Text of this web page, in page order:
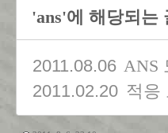
'ans'에 해당되는
2011.08.06 ANS
2011.02.20 적응